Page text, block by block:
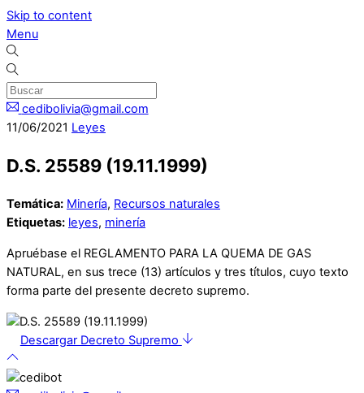
Skip to content
Menu
cedibolivia@gmail.com
11/06/2021 Leyes
D.S. 25589 (19.11.1999)
Temática: Minería, Recursos naturales
Etiquetas: leyes, minería
Apruébase el REGLAMENTO PARA LA QUEMA DE GAS
NATURAL, en sus trece (13) artículos y tres títulos, cuyo texto
forma parte del presente decreto supremo.
Descargar Decreto Supremo